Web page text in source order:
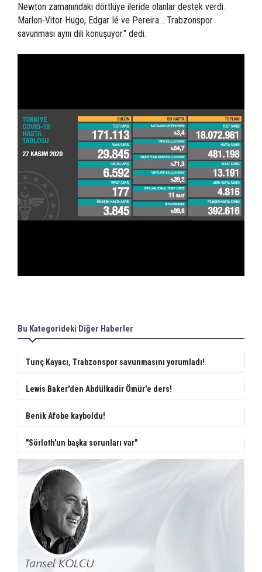
Newton zamanındaki dörtlüye ileride olanlar destek verdi.
Marlon-Vitor Hugo, Edgar Ié ve Pereira... Trabzonspor
savunması aynı dili konuşuyor." dedi.
Bu Kategorideki Diğer Haberler
Tunç Kayacı, Trabzonspor savunmasını yorumladı!
Lewis Baker'den Abdülkadir Ömür'e ders!
Benik Afobe kayboldu!
"Sörloth'un başka sorunları var"